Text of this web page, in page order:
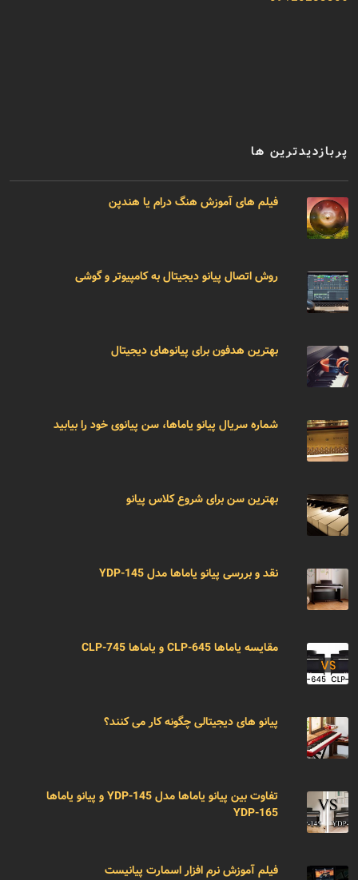
پربازدیدترین ها
فیلم های آموزش هنگ درام یا هندپن
روش اتصال پیانو دیجیتال به کامپیوتر و گوشی
بهترین هدفون برای پیانوهای دیجیتال
شماره سریال پیانو یاماها، سن پیانوی خود را بیابید
بهترین سن برای شروع کلاس پیانو
نقد و بررسی پیانو یاماها مدل YDP-145
مقایسه یاماها CLP-645 و یاماها CLP-745
پیانو های دیجیتالی چگونه کار می کنند؟
تفاوت بین پیانو یاماها مدل YDP-145 و پیانو یاماها
YDP-165
فیلم آموزش نرم افزار اسمارت پیانیست